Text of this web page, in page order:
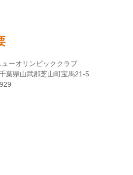
ーオリンピッククラブ
葉県山武郡芝山町宝馬21-5